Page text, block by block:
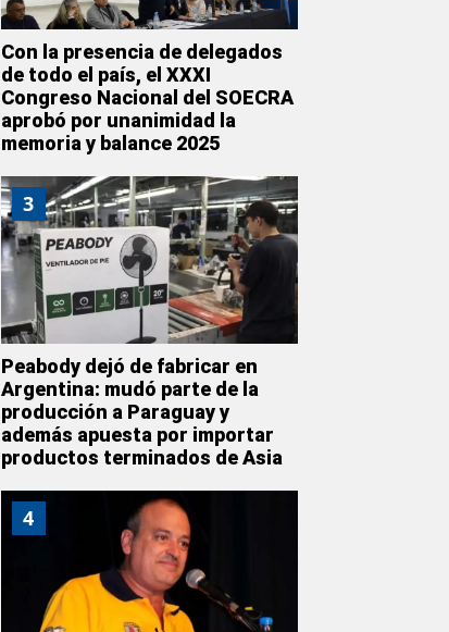
Con la presencia de delegados
de todo el país, el XXXI
Congreso Nacional del SOECRA
aprobó por unanimidad la
memoria y balance 2025
3
Peabody dejó de fabricar en
Argentina: mudó parte de la
producción a Paraguay y
además apuesta por importar
productos terminados de Asia
4